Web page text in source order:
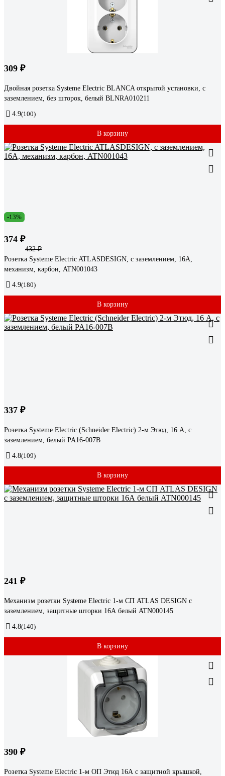
309 ₽
Двойная розетка Systeme Electric BLANCA открытой установки, с
заземлением, без шторок, белый BLNRA010211
4.9(100)
В корзину
-13%
374 ₽
432 ₽
Розетка Systeme Electric ATLASDESIGN, с заземлением, 16А,
механизм, карбон, ATN001043
4.9(180)
В корзину
337 ₽
Розетка Systeme Electric (Schneider Electric) 2-м Этюд, 16 А, с
заземлением, белый PA16-007B
4.8(109)
В корзину
241 ₽
Механизм розетки Systeme Electric 1-м СП ATLAS DESIGN с
заземлением, защитные шторки 16А белый ATN000145
4.8(140)
В корзину
390 ₽
Розетка Systeme Electric 1-м ОП Этюд 16А с защитной крышкой,